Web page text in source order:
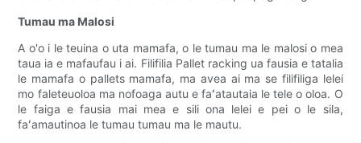
Tumau ma Malosi
A o'o i le teuina o uta mamafa, o le tumau ma le malosi o mea
taua ia e mafaufau i ai. Filifilia Pallet racking ua fausia e tatalia
le mamafa o pallets mamafa, ma avea ai ma se filifiliga lelei
mo faleteuoloa ma nofoaga autu e faʻatautaia le tele o oloa. O
le faiga e fausia mai mea e sili ona lelei e pei o le sila,
faʻamautinoa le tumau tumau ma le mautu.